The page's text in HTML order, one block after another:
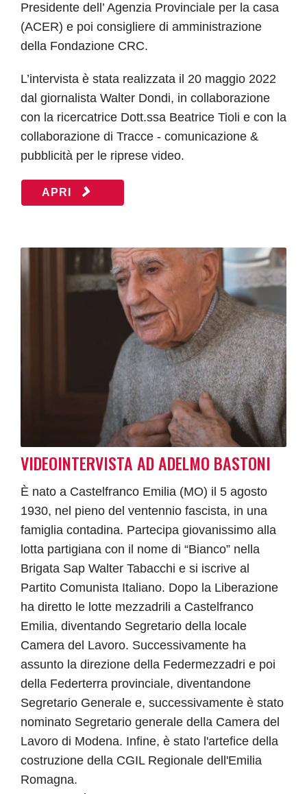
Presidente dell’ Agenzia Provinciale per la casa
(ACER) e poi consigliere di amministrazione
della Fondazione CRC.
L’intervista è stata realizzata il 20 maggio 2022
dal giornalista Walter Dondi, in collaborazione
con la ricercatrice Dott.ssa Beatrice Tioli e con la
collaborazione di Tracce - comunicazione &
pubblicità per le riprese video.
APRI
VIDEOINTERVISTA AD ADELMO BASTONI
È nato a Castelfranco Emilia (MO) il 5 agosto
1930, nel pieno del ventennio fascista, in una
famiglia contadina. Partecipa giovanissimo alla
lotta partigiana con il nome di “Bianco” nella
Brigata Sap Walter Tabacchi e si iscrive al
Partito Comunista Italiano. Dopo la Liberazione
ha diretto le lotte mezzadrili a Castelfranco
Emilia, diventando Segretario della locale
Camera del Lavoro. Successivamente ha
assunto la direzione della Federmezzadri e poi
della Federterra provinciale, diventandone
Segretario Generale e, successivamente è stato
nominato Segretario generale della Camera del
Lavoro di Modena. Infine, è stato l'artefice della
costruzione della CGIL Regionale dell'Emilia
Romagna.